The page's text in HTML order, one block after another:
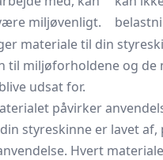
miljøvenligt.
materiale til din
til miljøforholdene og de
udsat for.
påvirker
styreskinne er lavet af,
Hvert